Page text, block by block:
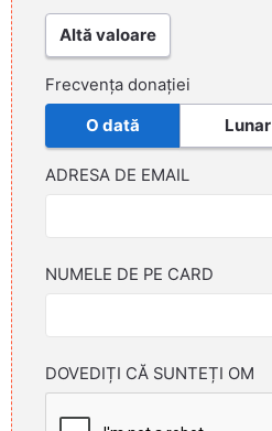
Altă valoare
Frecvența donației
O dată Lunar
ADRESA DE EMAIL
NUMELE DE PE CARD
DOVEDIȚI CĂ SUNTEȚI OM